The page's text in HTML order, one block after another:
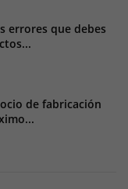
errores que debes
de fabricación